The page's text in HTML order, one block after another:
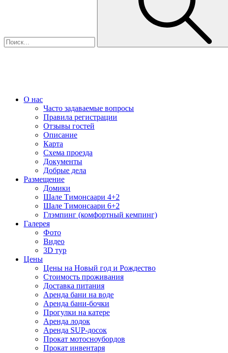
О нас
Часто задаваемые вопросы
Правила регистрации
Отзывы гостей
Описание
Карта
Схема проезда
Документы
Добрые дела
Размещение
Домики
Шале Тимонсаари 4+2
Шале Тимонсаари 6+2
Глэмпинг (комфортный кемпинг)
Галерея
Фото
Видео
3D тур
Цены
Цены на Новый год и Рождество
Стоимость проживания
Доставка питания
Аренда бани на воде
Аренда бани-бочки
Прогулки на катере
Аренда лодок
Аренда SUP-досок
Прокат мотосноубордов
Прокат инвентаря